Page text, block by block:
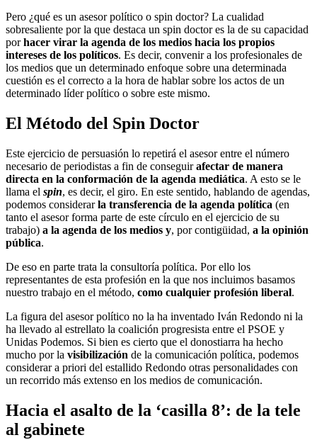
Pero ¿qué es un asesor político o spin doctor? La cualidad
sobresaliente por la que destaca un spin doctor es la de su capacidad
porhacer virar la agenda de los medios hacia los propios
intereses de los políticos. Es decir, convenir a los profesionales de
los medios que un determinado enfoque sobre una determinada
cuestión es el correcto a la hora de hablar sobre los actos de un
determinado líder político o sobre este mismo.
El Método del Spin Doctor
Este ejercicio de persuasión lo repetirá el asesor entre el número
necesario de periodistas a fin de conseguirafectar de manera
directa en la conformación de la agenda mediática. A esto se le
llama el spin, es decir, el giro. En este sentido, hablando de agendas,
podemos considerarla transferencia de la agenda política (en
tanto el asesor forma parte de este círculo en el ejercicio de su
trabajo) a la agenda de los medios y, por contigüidad, a la opinión
pública.
De eso en parte trata la consultoría política. Por ello los
representantes de esta profesión en la que nos incluimos basamos
nuestro trabajo en el método, como cualquier profesión liberal.
La figura del asesor político no la ha inventado Iván Redondo ni la
ha llevado al estrellato la coalición progresista entre el PSOE y
Unidas Podemos. Si bien es cierto que el donostiarra ha hecho
mucho por la visibilización de la comunicación política, podemos
considerar a priori del estallido Redondo otras personalidades con
un recorrido más extenso en los medios de comunicación.
Hacia el asalto de la ‘casilla 8’: de la tele
al gabinete